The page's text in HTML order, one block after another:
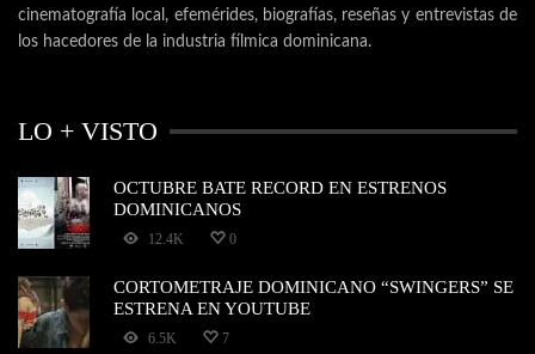
cinematografía local, efemérides, biografías, reseñas y entrevistas de
los hacedores de la industria fílmica dominicana.
LO + VISTO
OCTUBRE BATE RECORD EN ESTRENOS
DOMINICANOS
12.4K 0
CORTOMETRAJE DOMINICANO “SWINGERS” SE
ESTRENA EN YOUTUBE
6.5K 7